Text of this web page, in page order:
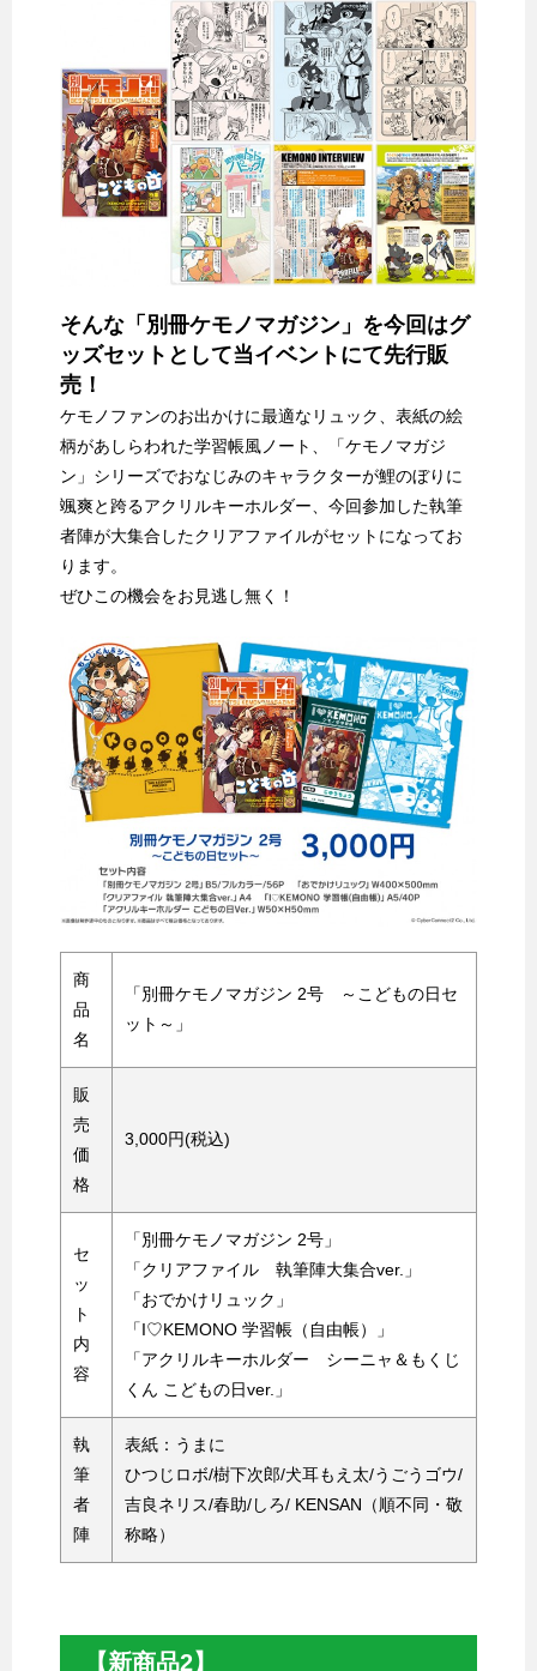
そんな「別冊ケモノマガジン」を今回はグ
ッズセットとして当イベントにて先行販
売！
ケモノファンのお出かけに最適なリュック、表紙の絵
柄があしらわれた学習帳風ノート、「ケモノマガジ
ン」シリーズでおなじみのキャラクターが鯉のぼりに
颯爽と跨るアクリルキーホルダー、今回参加した執筆
者陣が大集合したクリアファイルがセットになってお
ります。
ぜひこの機会をお見逃し無く！
商
品
名
「別冊ケモノマガジン 2号 ～こどもの日セ
ット～」
販
売
価
格
3,000円(税込)
セ
ッ
ト
内
容
「別冊ケモノマガジン 2号」
「クリアファイル 執筆陣大集合ver.」
「おでかけリュック」
「I♡KEMONO 学習帳（自由帳）」
「アクリルキーホルダー シーニャ＆もくじ
くん こどもの日ver.」
執
筆
者
陣
表紙：うまに
ひつじロボ/樹下次郎/犬耳もえ太/うごうゴウ/
吉良ネリス/春助/しろ/ KENSAN（順不同・敬
称略）
【新商品2】